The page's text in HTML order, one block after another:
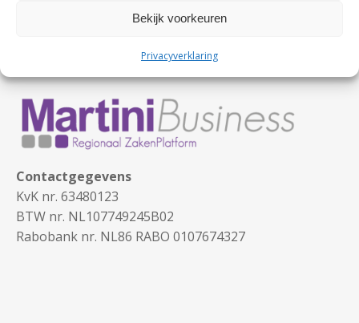
Bekijk voorkeuren
Privacyverklaring
Contactgegevens
KvK nr. 63480123
BTW nr. NL107749245B02
Rabobank nr. NL86 RABO 0107674327